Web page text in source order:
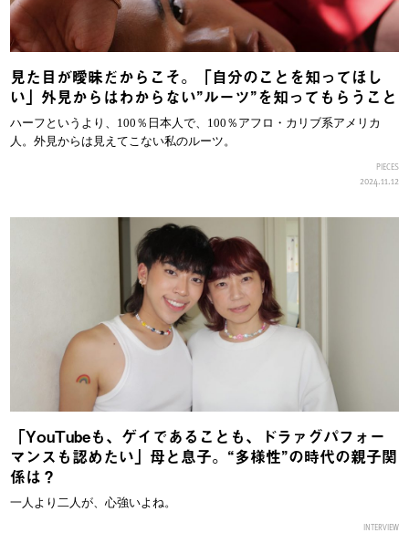
見た目が曖昧だからこそ。「自分のことを知ってほし
い」外見からはわからない”ルーツ”を知ってもらうこと
ハーフというより、100％日本人で、100％アフロ・カリブ系アメリカ
人。外見からは見えてこない私のルーツ。
PIECES
2024.11.12
「YouTubeも、ゲイであることも、ドラァグパフォー
マンスも認めたい」母と息子。“多様性”の時代の親子関
係は？
一人より二人が、心強いよね。
INTERVIEW